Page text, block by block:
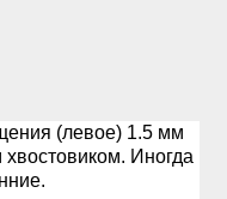
(левое) 1.5 мм
Иногда